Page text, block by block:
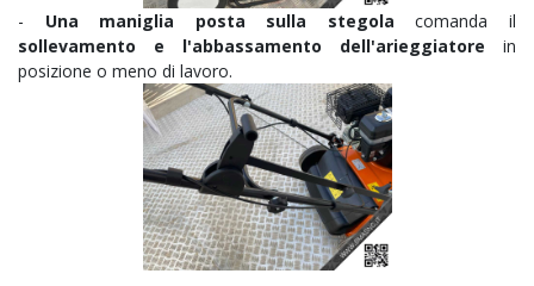
- Una maniglia posta sulla stegola comanda il
sollevamento e l'abbassamento dell'arieggiatore in
posizione o meno di lavoro.